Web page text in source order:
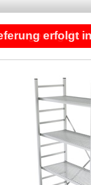
erfolgt